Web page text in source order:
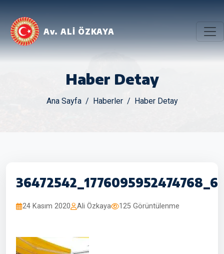
Av. ALİ ÖZKAYA
Haber Detay
Ana Sayfa Haberler Haber Detay
24 Kasım 2020 Ali Özkaya 125 Görüntülenme